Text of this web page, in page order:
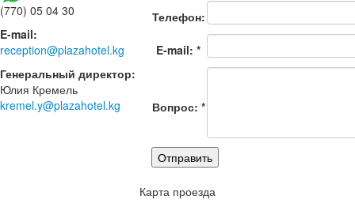
(770) 05 04 30
E-mail:
reception@plazahotel.kg
Генеральный директор:
Юлия Кремель
kremel.y@plazahotel.kg
Телефон:
E-mail: *
Вопрос: *
Карта проезда